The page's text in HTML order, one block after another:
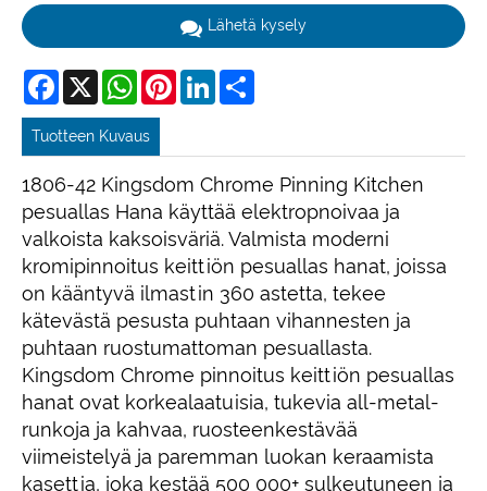
Lähetä kysely
Facebook
X WhatsAppPinterestLinkedIn
Tuotteen Kuvaus
1806-42 Kingsdom Chrome Pinning Kitchen
pesuallas Hana käyttää elektropnoivaa ja
valkoista kaksoisväriä. Valmista moderni
kromipinnoitus keittiön pesuallas hanat, joissa
on kääntyvä ilmastin 360 astetta, tekee
kätevästä pesusta puhtaan vihannesten ja
puhtaan ruostumattoman pesuallasta.
Kingsdom Chrome pinnoitus keittiön pesuallas
hanat ovat korkealaatuisia, tukevia all-metal-
runkoja ja kahvaa, ruosteenkestävää
viimeistelyä ja paremman luokan keraamista
kasettia, joka kestää 500 000+ sulkeutuneen ja